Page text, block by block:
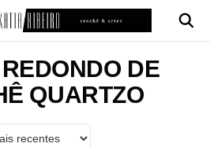
DE
QUARTZO